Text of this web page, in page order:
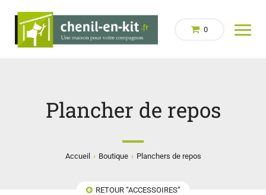
0
Plancher de repos
Accueil › Boutique › Planchers de repos
RETOUR “ACCESSOIRES”